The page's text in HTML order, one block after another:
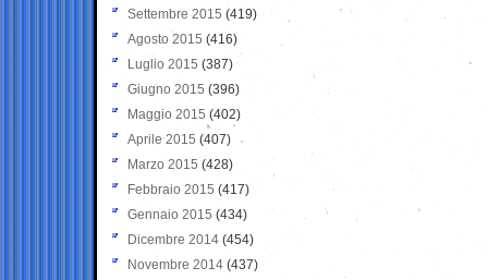
Settembre 2015 (419)
Agosto 2015 (416)
Luglio 2015 (387)
Giugno 2015 (396)
Maggio 2015 (402)
Aprile 2015 (407)
Marzo 2015 (428)
Febbraio 2015 (417)
Gennaio 2015 (434)
Dicembre 2014 (454)
Novembre 2014 (437)